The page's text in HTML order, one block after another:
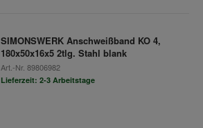
SIMONSWERK Anschweißband KO 4,
180x50x16x5 2tlg. Stahl blank
Art.-Nr. 89806982
Lieferzeit: 2-3 Arbeitstage